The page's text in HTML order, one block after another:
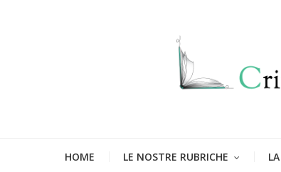
HOME LE NOSTRE RUBRICHE